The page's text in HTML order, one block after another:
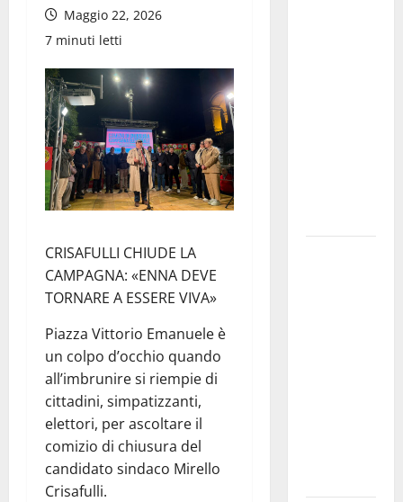
Maggio 22, 2026
7 minuti letti
CRISAFULLI CHIUDE LA
CAMPAGNA: «ENNA DEVE
TORNARE A ESSERE VIVA»
Piazza Vittorio Emanuele è
un colpo d’occhio quando
all’imbrunire si riempie di
cittadini, simpatizzanti,
elettori, per ascoltare il
comizio di chiusura del
candidato sindaco Mirello
Crisafulli.